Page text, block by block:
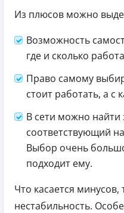
Из плюсов можно
Возможность
где и сколько
Право самому
стоит работать, а с
В сети можно найти
соответствующий
Выбор очень
подходит ему.
Что касается минусов,
нестабильность.